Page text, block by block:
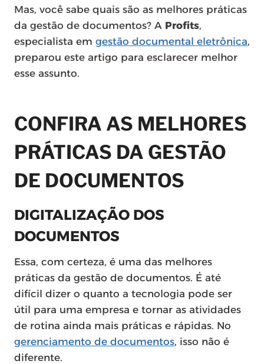
Mas, você sabe quais são as melhores práticas
da gestão de documentos? A Profits,
especialista em gestão documental eletrônica,
preparou este artigo para esclarecer melhor
esse assunto.
CONFIRA AS MELHORES
PRÁTICAS DA GESTÃO
DE DOCUMENTOS
DIGITALIZAÇÃO DOS
DOCUMENTOS
Essa, com certeza, é uma das melhores
práticas da gestão de documentos. É até
difícil dizer o quanto a tecnologia pode ser
útil para uma empresa e tornar as atividades
de rotina ainda mais práticas e rápidas. No
gerenciamento de documentos, isso não é
diferente.